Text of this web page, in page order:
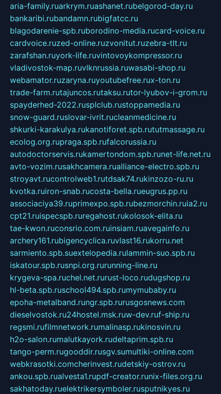
aria-family.ruarkrym.ruashanet.rubelgorod-day.ru
bankaribi.rubandamn.rubigfatcc.ru
blagodarenie-spb.ruborodino-media.rucard-voice.ru
cardvoice.ruzed-online.ruzvonitut.ruzebra-tlt.ru
zarafshan.ruyork-life.ruvintovoykompressor.ru
vladivostok-map.ruvlknrussia.ruwasabi-shop.ru
webamator.ruzaryna.ruyoutubefree.rux-ton.ru
trade-farm.rutajuncos.rutaksu.rutor-lyubov-i-grom.ru
spayderhed-2022.rusplclub.rustoppamedia.ru
snow-guard.ruslovar-ivrit.rucleanmedicine.ru
shkurki-karakulya.rukanotiforet.spb.rututmassage.ru
ecolog.org.rupraga.spb.rufalcorussia.ru
autodoctorservis.rukamertondom.spb.runet-life.net.ru
avto-vozim.rusakhcamera.rualliance-electro.spb.ru
stroyavt.rucontrolweb1.rutdsak74.rukinzozo-ru.ru
kvotka.ruiron-snab.rucosta-bella.rueugrus.pp.ru
associaciya39.ruprimexpo.spb.rubezmorchin.ruia2.ru
cpt21.ruispecspb.ruregahost.rukolosok-elita.ru
tae-kwon.ruconsrio.com.ruinsiam.ruavegainfo.ru
archery161.rubigencyclica.ruvlast16.rukorru.net
sarmiento.spb.suextelopedia.rulammin-suo.spb.ru
iskatour.spb.rusnpi.org.rurunning-line.ru
krygeva-spa.ruchel.net.rurust-loco.rudugshop.ru
hl-beta.spb.ruschool494.spb.rumymubaby.ru
epoha-metalband.rungr.spb.rurusgosnews.com
dieselvostok.ru24hostel.msk.ruw-dev.ruf-ship.ru
regsmi.rufilmnetwork.rumalinasp.rukinosvin.ru
h2o-salon.rumalutkayork.rudeltaprim.spb.ru
tango-perm.rugooddir.rusgv.sumultiki-online.com
webkrasotki.comcherinvest.rudetskiy-ostrov.ru
ankou.spb.rualvesta1.rupdf-creator.runix-files.org.ru
sakhatoday.ruelektrikersymboler.rusputnikyes.ru